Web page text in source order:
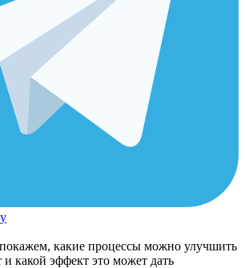
какие процессы можно улучшить
какой эффект это может дать